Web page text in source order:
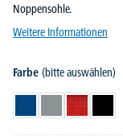
Noppensohle.
Weitere Informationen
Farbe (bitte auswählen)